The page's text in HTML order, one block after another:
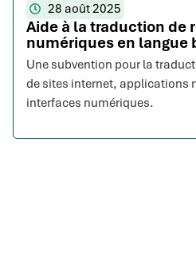
28 août 2025
Aide à la traduction de
numériques en langue
Une subvention pour la
de sites internet, applications
interfaces numériques.